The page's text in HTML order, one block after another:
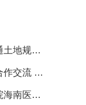
奋进自贸港·垦地融合｜田间现场办公，乌石农场公司联合属地政府打通土地规范化整治“最后一公里”
奋进自贸港·企业动态｜中国铁建与海垦建工集团、海垦实业公司举行合作交流 座谈会
奋进自贸港·企业动态｜守护职工健康，海垦集团工会联合广东省中医院海南医院举办巡回义诊活动